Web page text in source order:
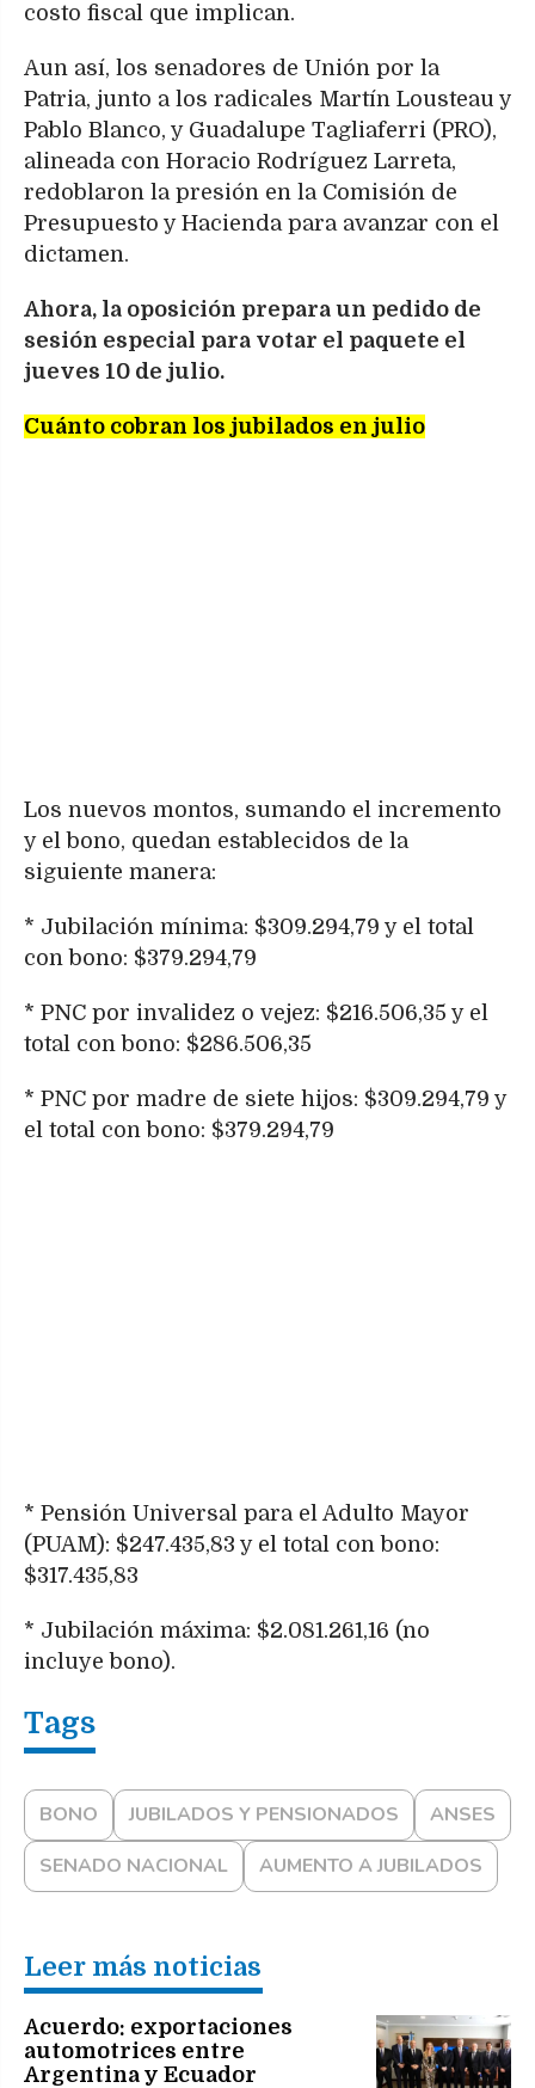
costo fiscal que implican.
Aun así, los senadores de Unión por la
Patria, junto a los radicales Martín Lousteau y
Pablo Blanco, y Guadalupe Tagliaferri (PRO),
alineada con Horacio Rodríguez Larreta,
redoblaron la presión en la Comisión de
Presupuesto y Hacienda para avanzar con el
dictamen.
Ahora, la oposición prepara un pedido de
sesión especial para votar el paquete el
jueves 10 de julio.
Cuánto cobran los jubilados en julio
Los nuevos montos, sumando el incremento
y el bono, quedan establecidos de la
siguiente manera:
* Jubilación mínima: $309.294,79 y el total
con bono: $379.294,79
* PNC por invalidez o vejez: $216.506,35 y el
total con bono: $286.506,35
* PNC por madre de siete hijos: $309.294,79 y
el total con bono: $379.294,79
* Pensión Universal para el Adulto Mayor
(PUAM): $247.435,83 y el total con bono:
$317.435,83
* Jubilación máxima: $2.081.261,16 (no
incluye bono).
BONO JUBILADOS Y PENSIONADOS
ANSES
SENADO NACIONAL
AUMENTO A JUBILADOS
Leer más noticias
Acuerdo: exportaciones
automotrices entre
Argentina y Ecuador